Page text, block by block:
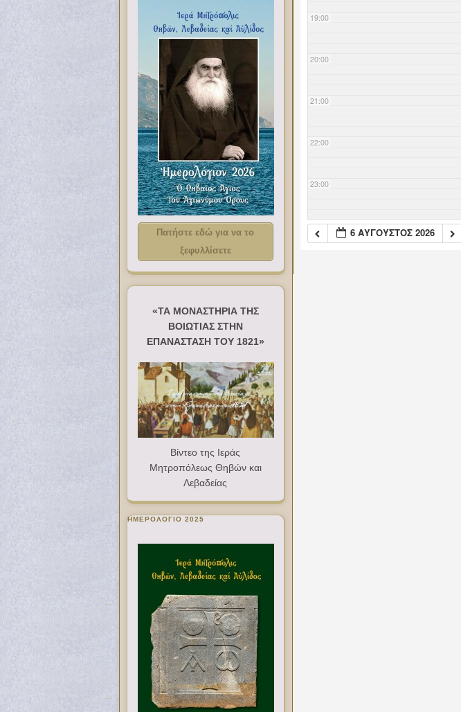
19:00
20:00
21:00
22:00
23:00
6 ΑΎΓΟΥΣΤΟΣ 2026
Πατήστε εδώ για να το
ξεφυλλίσετε
«ΤΑ ΜΟΝΑΣΤΗΡΙΑ ΤΗΣ
ΒΟΙΩΤΙΑΣ ΣΤΗΝ
ΕΠΑΝΑΣΤΑΣΗ ΤΟΥ 1821»
Βίντεο της Ιεράς
Μητροπόλεως Θηβών και
Λεβαδείας
ΗΜΕΡΟΛΟΓΙΟ 2025